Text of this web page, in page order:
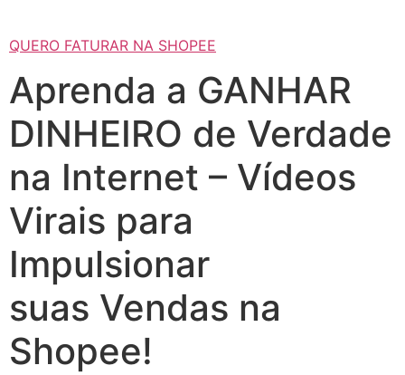
QUERO FATURAR NA SHOPEE
Aprenda a GANHAR
DINHEIRO de Verdade
na Internet – Vídeos
Virais para
Impulsionar
suas Vendas na
Shopee!